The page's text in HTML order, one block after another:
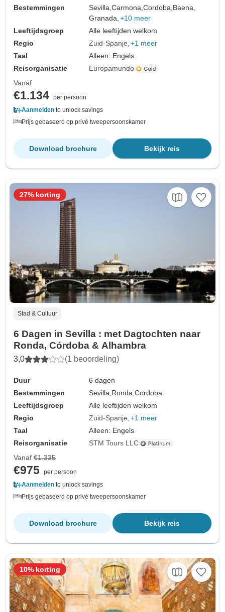
Bestemmingen
Sevilla,Carmona,Cordoba,Baena,
Granada, +10 meer
Leeftijdsgroep
Alle leeftijden welkom
Regio
Zuid-Spanje +1 meer
Taal
Alleen: Engels
Reisorganisatie
Europamundo
Vanaf
€1.134 per persoon
Aanmelden to unlock savings
Prijs gebaseerd op privé tweepersoonskamer
Bekijk reis
Download brochure
Stad & Cultuur
6 Dagen in Sevilla : met Dagtochten naar
Ronda, Córdoba & Alhambra
3,0 (1 beoordeling)
Duur
6 dagen
Bestemmingen
Sevilla,Ronda,Cordoba
Leeftijdsgroep
Alle leeftijden welkom
Regio
Zuid-Spanje +1 meer
Taal
Alleen: Engels
Reisorganisatie
STM Tours LLC
27% korting
Vanaf €1.335
€975 per persoon
Aanmelden to unlock savings
Prijs gebaseerd op privé tweepersoonskamer
Bekijk reis
Download brochure
10% korting